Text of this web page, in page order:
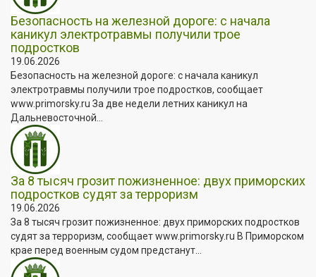
Безопасность на железной дороге: с начала
каникул электротравмы получили трое
подростков
19.06.2026
Безопасность на железной дороге: с начала каникул
электротравмы получили трое подростков, сообщает
www.primorsky.ru За две недели летних каникул на
Дальневосточной...
За 8 тысяч грозит пожизненное: двух приморских
подростков судят за терроризм
19.06.2026
За 8 тысяч грозит пожизненное: двух приморских подростков
судят за терроризм, сообщает www.primorsky.ru В Приморском
крае перед военным судом предстанут...